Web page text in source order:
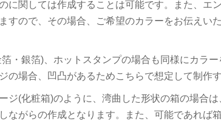
に関しては作成することは可能です。また、エ
すので、その場合、ご希望のカラーをお伝えい
・銀箔)、ホットスタンプの場合も同様にカラー
の場合、凹凸があるためこちらで想定して制作
ジ(化粧箱)のように、湾曲した形状の箱の場合
ながらの作成となります。また、可能であれば